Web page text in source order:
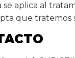
se aplica al
que tratemos